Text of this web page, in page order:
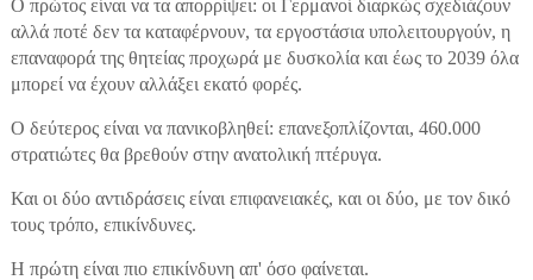
Ο πρώτος είναι να τα απορρίψει: οι Γερμανοί διαρκώς σχεδιάζουν
αλλά ποτέ δεν τα καταφέρνουν, τα εργοστάσια υπολειτουργούν, η
επαναφορά της θητείας προχωρά με δυσκολία και έως το 2039 όλα
μπορεί να έχουν αλλάξει εκατό φορές.
Ο δεύτερος είναι να πανικοβληθεί: επανεξοπλίζονται, 460.000
στρατιώτες θα βρεθούν στην ανατολική πτέρυγα.
Και οι δύο αντιδράσεις είναι επιφανειακές, και οι δύο, με τον δικό
τους τρόπο, επικίνδυνες.
Η πρώτη είναι πιο επικίνδυνη απ' όσο φαίνεται.